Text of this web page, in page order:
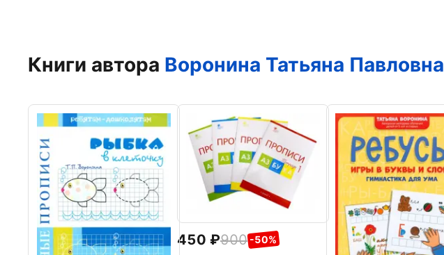
Книги автора Воронина Татьяна Павловна
450 900 -50%